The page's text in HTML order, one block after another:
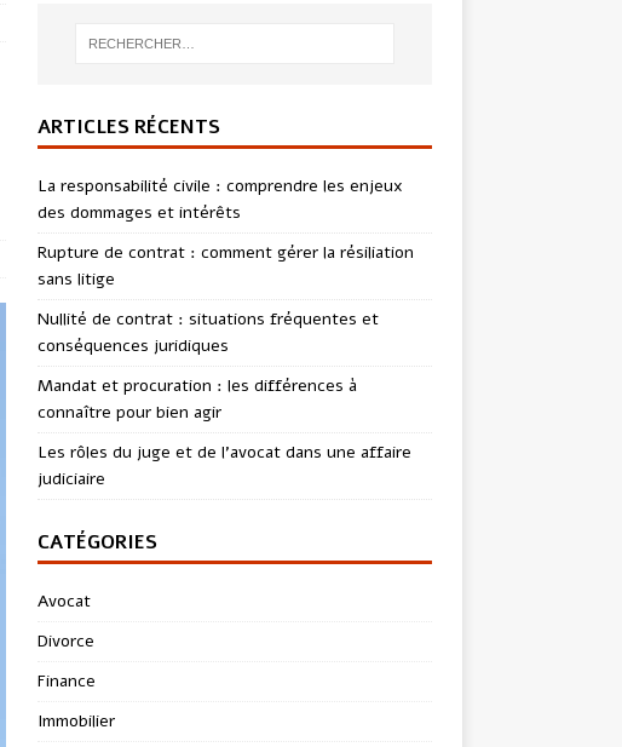
ARTICLES RÉCENTS
La responsabilité civile : comprendre les enjeux
des dommages et intérêts
Rupture de contrat : comment gérer la résiliation
sans litige
Nullité de contrat : situations fréquentes et
conséquences juridiques
Mandat et procuration : les différences à
connaître pour bien agir
Les rôles du juge et de l’avocat dans une affaire
judiciaire
CATÉGORIES
Avocat
Divorce
Finance
Immobilier